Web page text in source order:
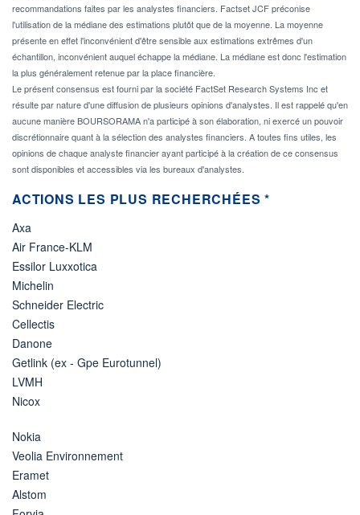
recommandations faites par les analystes financiers. Factset JCF préconise
l'utilisation de la médiane des estimations plutôt que de la moyenne. La moyenne
présente en effet l'inconvénient d'être sensible aux estimations extrêmes d'un
échantillon, inconvénient auquel échappe la médiane. La médiane est donc l'estimation
la plus généralement retenue par la place financière.
Le présent consensus est fourni par la société FactSet Research Systems Inc et
résulte par nature d'une diffusion de plusieurs opinions d'analystes. Il est rappelé qu'en
aucune manière BOURSORAMA n'a participé à son élaboration, ni exercé un pouvoir
discrétionnaire quant à la sélection des analystes financiers. A toutes fins utiles, les
opinions de chaque analyste financier ayant participé à la création de ce consensus
sont disponibles et accessibles via les bureaux d'analystes.
ACTIONS LES PLUS RECHERCHÉES *
Axa
Air France-KLM
Essilor Luxxotica
Michelin
Schneider Electric
Cellectis
Danone
Getlink (ex - Gpe Eurotunnel)
LVMH
Nicox
Nokia
Veolia Environnement
Eramet
Alstom